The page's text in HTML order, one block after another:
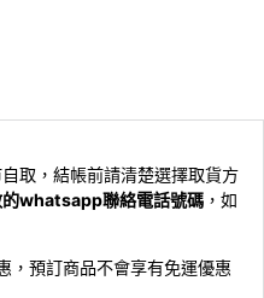
取，結帳前請清楚選擇取貨方
的whatsapp聯絡電話號碼 ，如
，預訂商品不會享有免運優惠